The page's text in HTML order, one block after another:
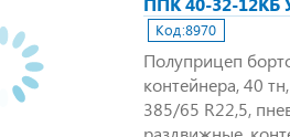
Код:8970
Полуприцеп
контейнера, 40
385/65 R22,5,